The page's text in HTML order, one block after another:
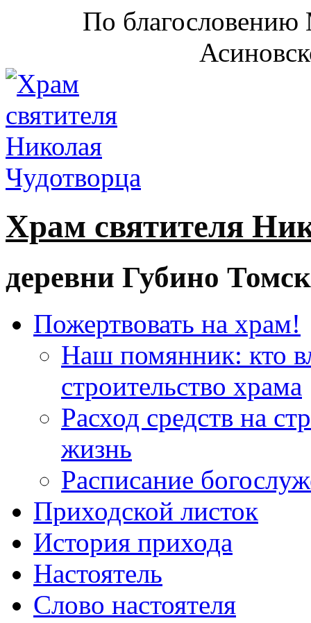
По благословению
Храм святителя
деревни Губино
Пожертвовать на храм!
Наш помянник: кто
строительство храма
Расход средств на
жизнь
Расписание
Приходской листок
История прихода
Настоятель
Слово настоятеля